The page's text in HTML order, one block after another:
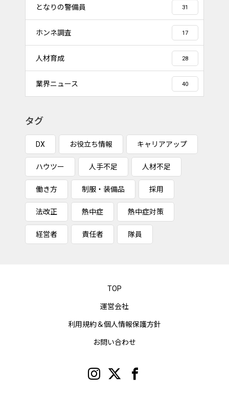
となりの警備員 31
ホンネ調査 17
人材育成 28
業界ニュース 40
タグ
DX お役立ち情報 キャリアアップ
ハウツー 人手不足 人材不足
働き方 制服・装備品 採用
法改正 熱中症 熱中症対策
経営者 責任者 隊員
TOP
運営会社
利用規約＆個人情報保護方針
お問い合わせ